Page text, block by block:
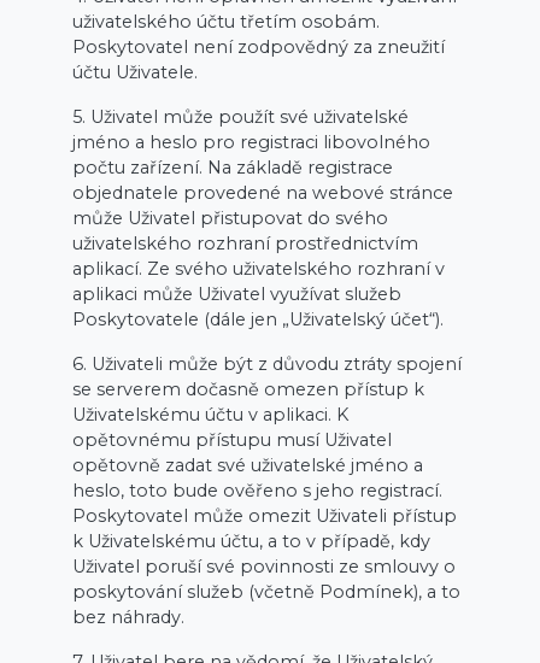
uživatelského účtu třetím osobám.
Poskytovatel není zodpovědný za zneužití
účtu Uživatele.
5. Uživatel může použít své uživatelské
jméno a heslo pro registraci libovolného
počtu zařízení. Na základě registrace
objednatele provedené na webové stránce
může Uživatel přistupovat do svého
uživatelského rozhraní prostřednictvím
aplikací. Ze svého uživatelského rozhraní v
aplikaci může Uživatel využívat služeb
Poskytovatele (dále jen „Uživatelský účet“).
6. Uživateli může být z důvodu ztráty spojení
se serverem dočasně omezen přístup k
Uživatelskému účtu v aplikaci. K
opětovnému přístupu musí Uživatel
opětovně zadat své uživatelské jméno a
heslo, toto bude ověřeno s jeho registrací.
Poskytovatel může omezit Uživateli přístup
k Uživatelskému účtu, a to v případě, kdy
Uživatel poruší své povinnosti ze smlouvy o
poskytování služeb (včetně Podmínek), a to
bez náhrady.